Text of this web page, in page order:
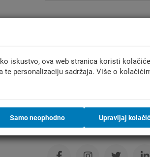
Gotovinom
Usporedi
iskustvo, ova web stranica koristi
te personalizaciju sadržaja. Više o
Samo neophodno Upravljaj